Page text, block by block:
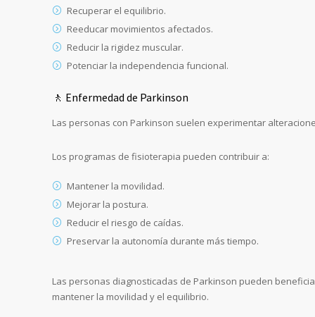
Recuperar el equilibrio.
Reeducar movimientos afectados.
Reducir la rigidez muscular.
Potenciar la independencia funcional.
🚶 Enfermedad de Parkinson
Las personas con Parkinson suelen experimentar
Los programas de fisioterapia pueden contribuir a:
Mantener la movilidad.
Mejorar la postura.
Reducir el riesgo de caídas.
Preservar la autonomía durante más tiempo.
Las personas diagnosticadas de Parkinson pueden
mantener la movilidad y el equilibrio.